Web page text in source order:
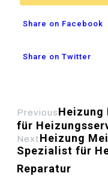
Share on Facebook
Share on Twitter
PreviousHeizung
für
NextHeizung
Spezialist für
Reparatur